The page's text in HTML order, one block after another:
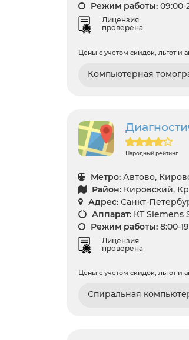
Режим работы: 09:00-
Лицензия
проверена
Цены с учетом скидок, льгот и
Компьютерная
Народный рейтинг
Метро: Автово,
Район: Кировский,
Адрес: Санкт-
Аппарат: КТ Siemens
Режим работы: 8:00-
Лицензия
проверена
Цены с учетом скидок, льгот и
Спиральная